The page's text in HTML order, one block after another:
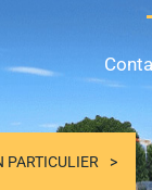
PARTICULIER